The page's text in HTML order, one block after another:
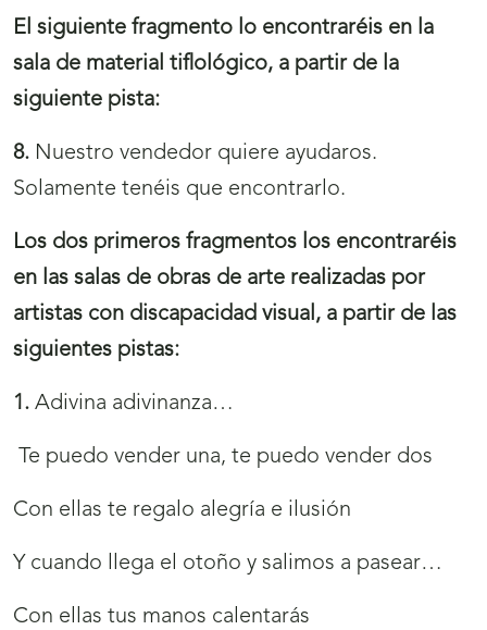
El siguiente fragmento lo encontraréis en la
sala de material tiflológico, a partir de la
siguiente pista:
8. Nuestro vendedor quiere ayudaros.
Solamente tenéis que encontrarlo.
Los dos primeros fragmentos los encontraréis
en las salas de obras de arte realizadas por
artistas con discapacidad visual, a partir de las
siguientes pistas:
1. Adivina adivinanza…
Te puedo vender una, te puedo vender dos
Con ellas te regalo alegría e ilusión
Y cuando llega el otoño y salimos a pasear…
Con ellas tus manos calentarás